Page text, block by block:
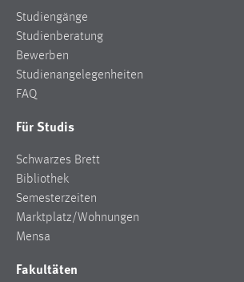
Studiengänge
Studienberatung
Bewerben
Studienangelegenheiten
FAQ
Für Studis
Schwarzes Brett
Bibliothek
Semesterzeiten
Marktplatz/Wohnungen
Mensa
Fakultäten